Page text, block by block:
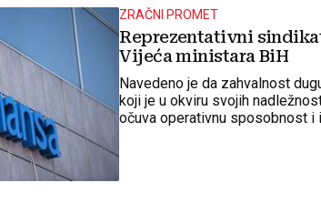
ZRAČNI PROMET
Reprezentativni
Vijeća ministara BiH
Navedeno je da zahvalnost
koji je u okviru svojih
očuva operativnu sposobnost